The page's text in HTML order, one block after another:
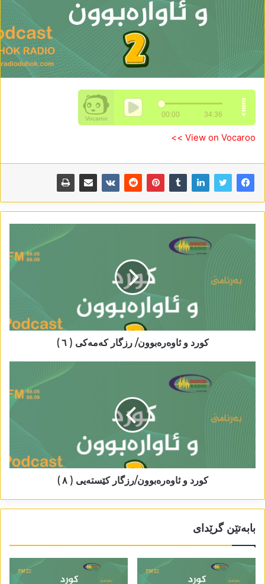
View on Vocaroo >>
کورد و ئاوەرەبوون/ رزگار کەمەکی ( ٦ )
کورد و ئاوەرەبوون/رزگار کێستەیی ( ٨ )
بابەتێن گرێدای